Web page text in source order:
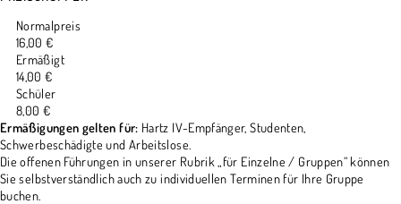
Normalpreis
16,00 €
Ermäßigt
14,00 €
Schüler
8,00 €
Ermäßigungen gelten für: Hartz IV-Empfänger, Studenten,
Schwerbeschädigte und Arbeitslose.
Die offenen Führungen in unserer Rubrik „für Einzelne / Gruppen“ können
Sie selbstverständlich auch zu individuellen Terminen für Ihre Gruppe
buchen.